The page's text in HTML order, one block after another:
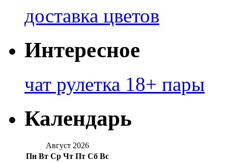
доставка цветов
Интересное
чат рулетка 18+ пары
Календарь
Август 2026
Пн Вт Ср Чт Пт Сб Вс